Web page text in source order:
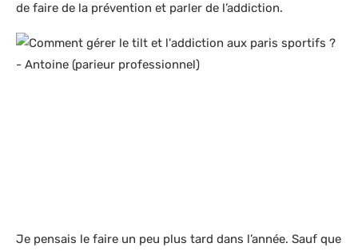
de faire de la prévention et parler de l’addiction.
Je pensais le faire un peu plus tard dans l’année. Sauf que